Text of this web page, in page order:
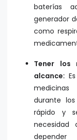
baterías
generador
como
Tener los
alcance:
durante
rápido y